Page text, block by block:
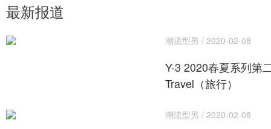
最新报道
潮流型男 / 2020-02-08
Y-3 2020春夏系列第
Travel（旅行）
潮流型男 / 2020-02-08